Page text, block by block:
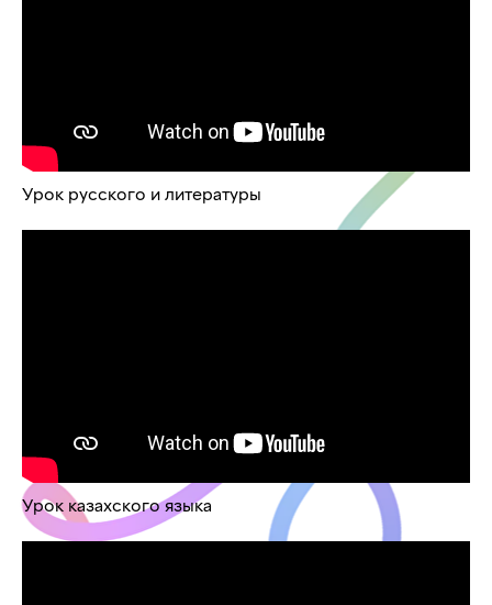
Урок русского и литературы
Урок казахского языка